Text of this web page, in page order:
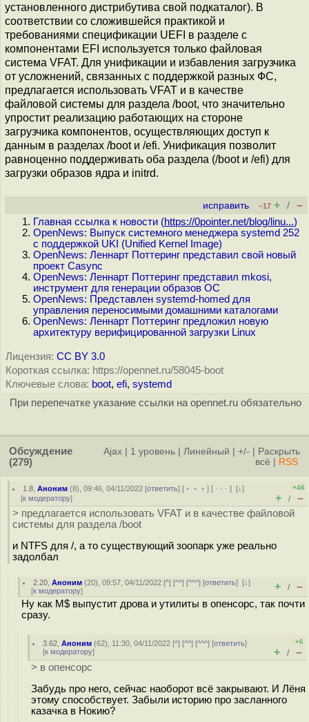
установленного дистрибутива свой подкаталог). В
соответствии со сложившейся практикой и
требованиями спецификации UEFI в разделе с
компонентами EFI используется только файловая
система VFAT. Для унификации и избавления загрузчика
от усложнений, связанных с поддержкой разных ФС,
предлагается использовать VFAT и в качестве
файловой системы для раздела /boot, что значительно
упростит реализацию работающих на стороне
загрузчика компонентов, осуществляющих доступ к
данным в разделах /boot и /efi. Унификация позволит
равноценно поддерживать оба раздела (/boot и /efi) для
загрузки образов ядра и initrd.
исправить –17 + / –
Главная ссылка к новости (https://0pointer.net/blog/linu...)
OpenNews: Выпуск системного менеджера systemd 252
с поддержкой UKI (Unified Kernel Image)
OpenNews: Леннарт Поттеринг представил свой новый
проект Casync
OpenNews: Леннарт Поттеринг представил mkosi,
инструмент для генерации образов ОС
OpenNews: Представлен systemd-homed для
управления переносимыми домашними каталогами
OpenNews: Леннарт Поттеринг предложил новую
архитектуру верифицированной загрузки Linux
Лицензия: CC BY 3.0
Короткая ссылка: https://opennet.ru/58045-boot
Ключевые слова: boot, efi, systemd
При перепечатке указание ссылки на opennet.ru обязательно
Обсуждение
(279)
Ajax 1 уровень Линейный +/-
Раскрыть
всё
RSS
1.8 ,Аноним (8), 09:46, 04/11/2022 [ответить] [ ﹢﹢﹢] [ · · ·][↓]
[к модератору]
+46
+ / –
> предлагается использовать VFAT и в качестве файловой
системы для раздела /boot
и NTFS для /, а то существующий зоопарк уже реально
задолбал
2.20 ,Аноним (20), 09:57, 04/11/2022 [^] [^^] [^^^] [ответить][↓]
[к модератору] + / –
Ну как M$ выпустит дрова и утилиты в опенсорс, так почти
сразу.
3.62 ,Аноним (62), 11:30, 04/11/2022 [^] [^^] [^^^] [ответить]
[к модератору]
+6
+ / –
> в опенсорс
Забудь про него, сейчас наоборот всё закрывают. И Лёня
этому способствует. Забыли историю про засланного
казачка в Нокию?